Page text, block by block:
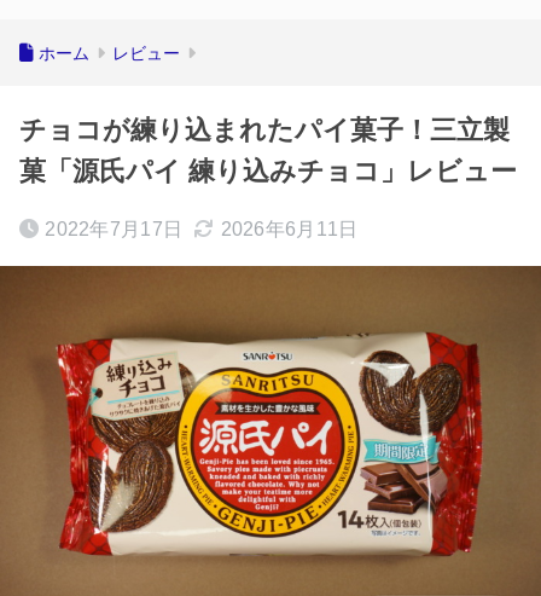
ホーム レビュー
チョコが練り込まれたパイ菓子！三立製
菓「源氏パイ 練り込みチョコ」レビュー
2022年7月17日 2026年6月11日